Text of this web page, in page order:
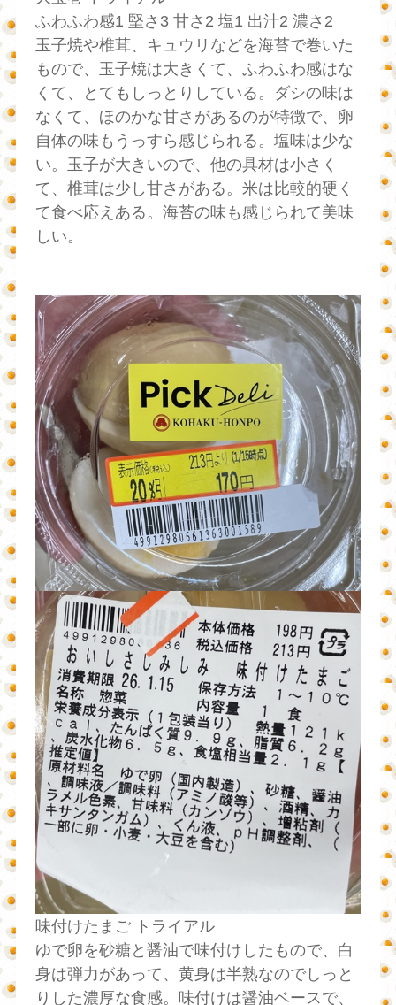
ふわふわ感1 堅さ3 甘さ2 塩1 出汁2 濃さ2
玉子焼や椎茸、キュウリなどを海苔で巻いた
もので、玉子焼は大きくて、ふわふわ感はな
くて、とてもしっとりしている。ダシの味は
なくて、ほのかな甘さがあるのが特徴で、卵
自体の味もうっすら感じられる。塩味は少な
い。玉子が大きいので、他の具材は小さく
て、椎茸は少し甘さがある。米は比較的硬く
て食べ応えある。海苔の味も感じられて美味
しい。
味付けたまご トライアル
ゆで卵を砂糖と醤油で味付けしたもので、白
身は弾力があって、黄身は半熟なのでしっと
りした濃厚な食感。味付けは醤油ベースで、